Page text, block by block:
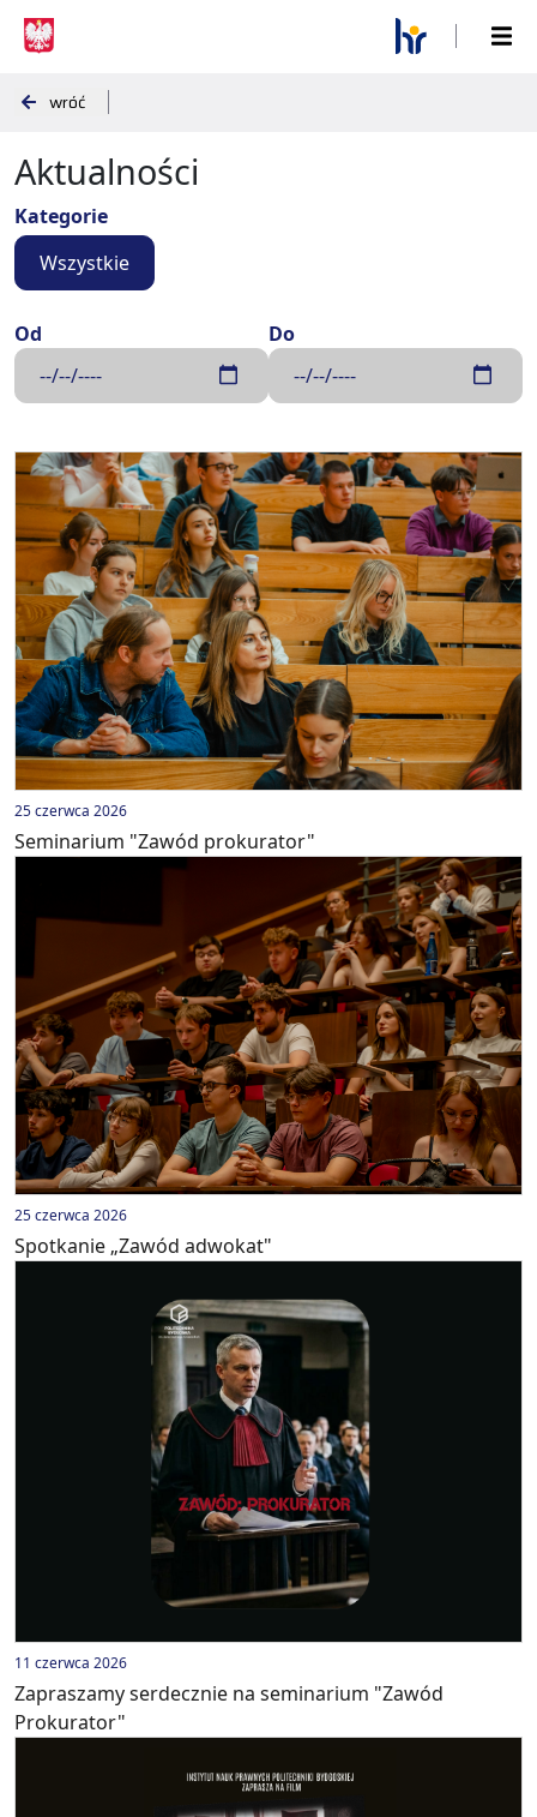
wróć
Aktualności
Kategorie
Wszystkie
Od Do
25 czerwca 2026
Seminarium "Zawód prokurator"
25 czerwca 2026
Spotkanie „Zawód adwokat"
11 czerwca 2026
Zapraszamy serdecznie na seminarium "Zawód
Prokurator"